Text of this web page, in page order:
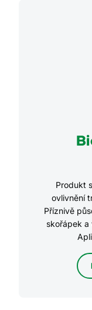
Produkt
ovlivnění
Příznivě
skořápek a